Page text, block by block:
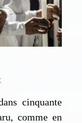
cinquante
comme en